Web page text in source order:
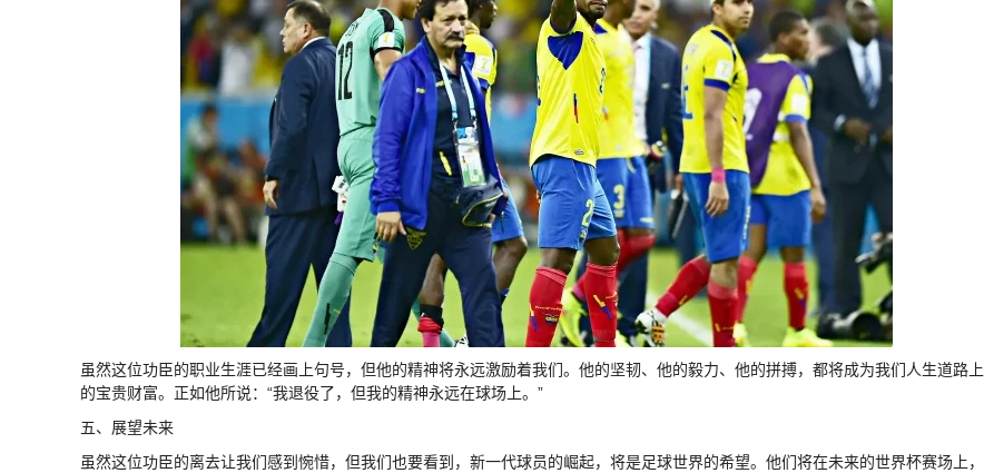
虽然这位功臣的职业生涯已经画上句号，但他的精神将永远激励着我们。他的坚韧、他的毅力、他的拼搏，都将成为我们人生道路上
的宝贵财富。正如他所说：“我退役了，但我的精神永远在球场上。”
五、展望未来
虽然这位功臣的离去让我们感到惋惜，但我们也要看到，新一代球员的崛起，将是足球世界的希望。他们将在未来的世界杯赛场上，